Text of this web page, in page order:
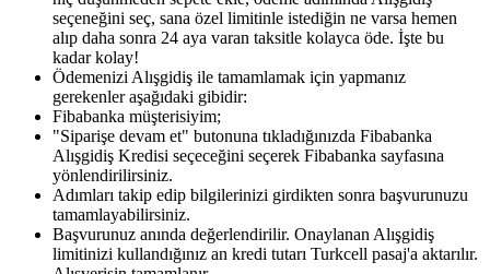
seçeneğini seç, sana özel limitinle istediğin ne varsa hemen
alıp daha sonra 24 aya varan taksitle kolayca öde. İşte bu
kadar kolay!
Ödemenizi Alışgidiş ile tamamlamak için yapmanız
gerekenler aşağıdaki gibidir:
Fibabanka müşterisiyim;
"Siparişe devam et" butonuna tıkladığınızda Fibabanka
Alışgidiş Kredisi seçeceğini seçerek Fibabanka sayfasına
yönlendirilirsiniz.
Adımları takip edip bilgilerinizi girdikten sonra başvurunuzu
tamamlayabilirsiniz.
Başvurunuz anında değerlendirilir. Onaylanan Alışgidiş
limitinizi kullandığınız an kredi tutarı Turkcell pasaj'a aktarılır.